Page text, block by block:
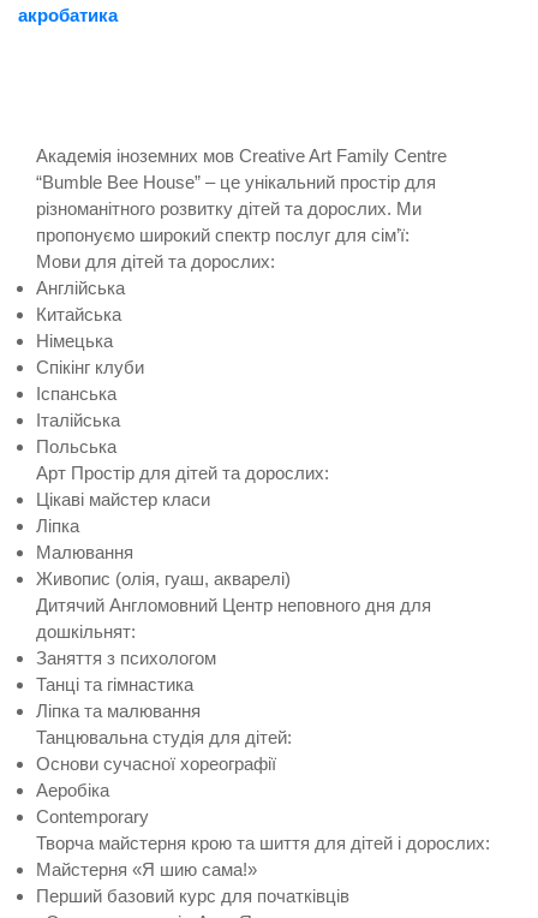
акробатика
Академія іноземних мов Creative Art Family Centre
“Bumble Bee House” – це унікальний простір для
різноманітного розвитку дітей та дорослих. Ми
пропонуємо широкий спектр послуг для сім’ї:
Мови для дітей та дорослих:
Англійська
Китайська
Німецька
Спікінг клуби
Іспанська
Італійська
Польська
Aрт Простір для дітей та дорослих:
Цікаві майстер класи
Ліпка
Малювання
Живопис (олія, гуаш, акварелі)
Дитячий Англомовний Центр неповного дня для
дошкільнят:
Заняття з психологом
Танці та гімнастика
Ліпка та малювання
Танцювальна студія для дітей:
Основи сучасної хореографії
Аеробіка
Contemporary
Творча майстерня крою та шиття для дітей і дорослих:
Майстерня «Я шию сама!»
Перший базовий курс для початківців